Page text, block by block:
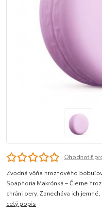
Ohodnotiť
Zvodná vôňa hroznového
Soaphoria Makrónka – Čierne
chráni pery. Zanecháva ich
celý popis